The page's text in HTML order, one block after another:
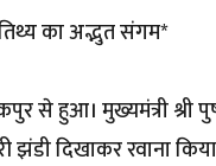
का अद्भुत संगम*
से हुआ। मुख्यमंत्री श्री
झंडी दिखाकर रवाना